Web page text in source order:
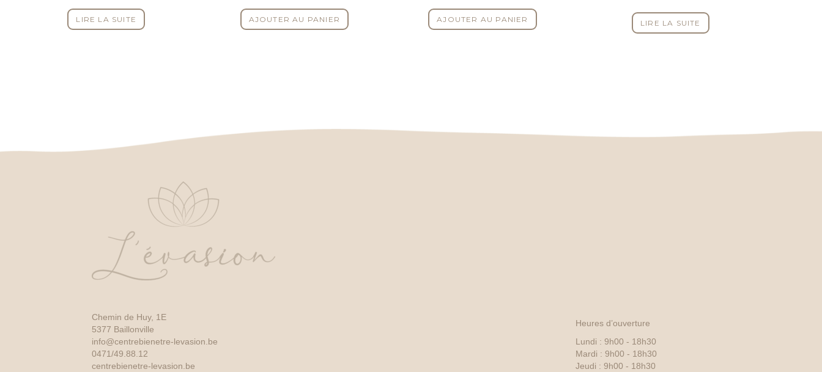
LIRE LA SUITE AJOUTER AU PANIER AJOUTER AU PANIER LIRE LA SUITE
Chemin de Huy, 1E
5377 Baillonville
info@centrebienetre-levasion.be
0471/49.88.12
centrebienetre-levasion.be
Heures d’ouverture
Lundi : 9h00 - 18h30
Mardi : 9h00 - 18h30
Jeudi : 9h00 - 18h30